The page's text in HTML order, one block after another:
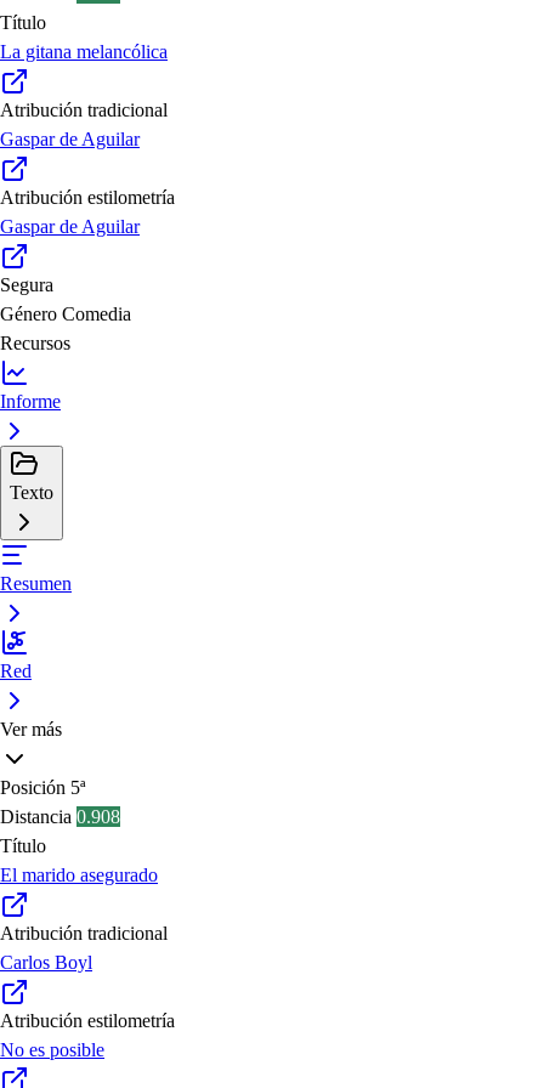
Título
La gitana melancólica
Atribución tradicional
Gaspar de Aguilar
Atribución estilometría
Gaspar de Aguilar
Segura
Género Comedia
Recursos
Informe
Texto
Resumen
Red
Ver más
Posición 5ª
Distancia 0.908
Título
El marido asegurado
Atribución tradicional
Carlos Boyl
Atribución estilometría
No es posible